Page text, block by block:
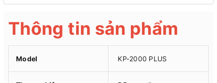
Thông tin sản phẩm
Model KP-2000 PLUS